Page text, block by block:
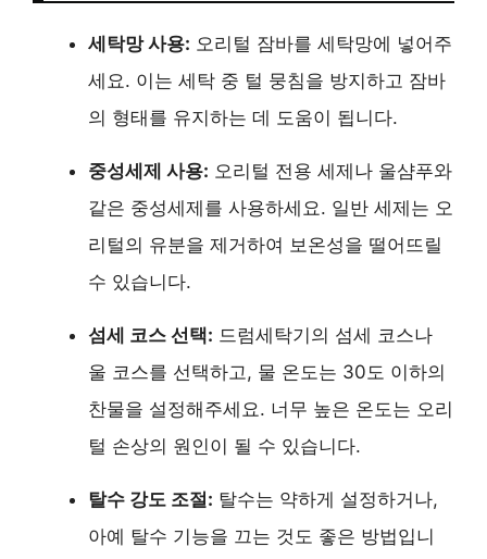
세탁망 사용: 오리털 잠바를 세탁망에 넣어주
세요. 이는 세탁 중 털 뭉침을 방지하고 잠바
의 형태를 유지하는 데 도움이 됩니다.
중성세제 사용: 오리털 전용 세제나 울샴푸와
같은 중성세제를 사용하세요. 일반 세제는 오
리털의 유분을 제거하여 보온성을 떨어뜨릴
수 있습니다.
섬세 코스 선택: 드럼세탁기의 섬세 코스나
울 코스를 선택하고, 물 온도는 30도 이하의
찬물을 설정해주세요. 너무 높은 온도는 오리
털 손상의 원인이 될 수 있습니다.
탈수 강도 조절: 탈수는 약하게 설정하거나,
아예 탈수 기능을 끄는 것도 좋은 방법입니